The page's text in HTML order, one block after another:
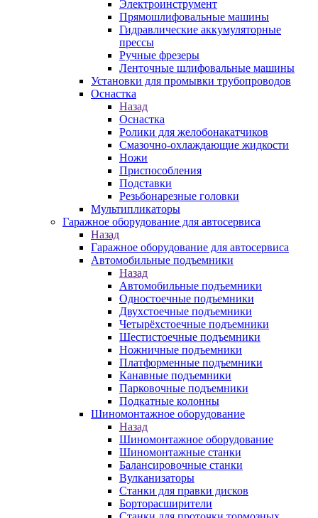
Электроинструмент
Прямошлифовальные машины
Гидравлические аккумуляторные
прессы
Ручные фрезеры
Ленточные шлифовальные машины
Установки для промывки трубопроводов
Оснастка
Назад
Оснастка
Ролики для желобонакатчиков
Смазочно-охлаждающие жидкости
Ножи
Приспособления
Подставки
Резьбонарезные головки
Мультипликаторы
Гаражное оборудование для автосервиса
Назад
Гаражное оборудование для автосервиса
Автомобильные подъемники
Назад
Автомобильные подъемники
Одностоечные подъемники
Двухстоечные подъемники
Четырёхстоечные подъемники
Шестистоечные подъемники
Ножничные подъемники
Платформенные подъемники
Канавные подъемники
Парковочные подъемники
Подкатные колонны
Шиномонтажное оборудование
Назад
Шиномонтажное оборудование
Шиномонтажные станки
Балансировочные станки
Вулканизаторы
Станки для правки дисков
Борторасширители